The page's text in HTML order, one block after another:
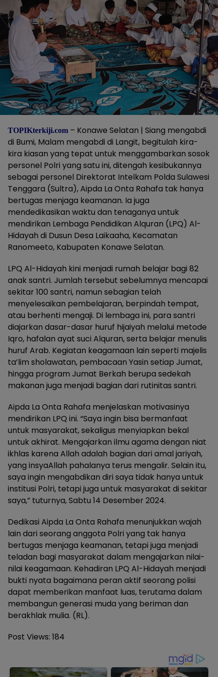
TOPIKterkiji.com – Konawe Selatan | Siang mengabdi
di Bumi, Malam mengabdi di Langit, begitulah kira-
kira kiasan yang tepat untuk menggambarkan sosok
personel Polri yang satu ini, ditengah kesibukannya
sebagai personel Direktorat Intelkam Polda Sulawesi
Tenggara (Sultra), Aipda La Onta Rahafa tak hanya
bertugas menjaga keamanan. Ia juga
mendedikasikan waktu dan tenaganya untuk
mendirikan Lembaga Pendidikan Alquran (LPQ) Al-
Hidayah di Dusun Desa Laikaaha, Kecamatan
Ranomeeto, Kabupaten Konawe Selatan.
LPQ Al-Hidayah kini menjadi rumah belajar bagi 82
anak santri. Jumlah tersebut sebelumnya mencapai
sekitar 100 santri, namun sebagian telah
menyelesaikan pembelajaran, berpindah tempat,
atau berhenti mengaji. Di lembaga ini, para santri
diajarkan dasar-dasar huruf hijaiyah melalui metode
Iqro, hafalan ayat suci Alquran, serta belajar menulis
huruf Arab. Kegiatan keagamaan lain seperti majelis
ta’lim sholawatan, pembacaan Yasin setiap Jumat,
hingga program Jumat Berkah berupa sedekah
makanan juga menjadi bagian dari rutinitas santri.
Aipda La Onta Rahafa menjelaskan motivasinya
mendirikan LPQ ini. “Saya ingin bisa bermanfaat
untuk masyarakat, sekaligus menyiapkan bekal
untuk akhirat. Mengajarkan ilmu agama dengan niat
ikhlas karena Allah adalah bagian dari amal jariyah,
yang insyaAllah pahalanya terus mengalir. Selain itu,
saya ingin mengabdikan diri saya tidak hanya untuk
institusi Polri, tetapi juga untuk masyarakat di sekitar
saya,” tuturnya, Sabtu 14 Desember 2024.
Dedikasi Aipda La Onta Rahafa menunjukkan wajah
lain dari seorang anggota Polri yang tak hanya
bertugas menjaga keamanan, tetapi juga menjadi
teladan bagi masyarakat dalam mengajarkan nilai-
nilai keagamaan. Kehadiran LPQ Al-Hidayah menjadi
bukti nyata bagaimana peran aktif seorang polisi
dapat memberikan manfaat luas, terutama dalam
membangun generasi muda yang beriman dan
berakhlak mulia. (RL).
Post Views: 184